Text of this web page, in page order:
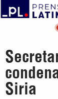
Siria